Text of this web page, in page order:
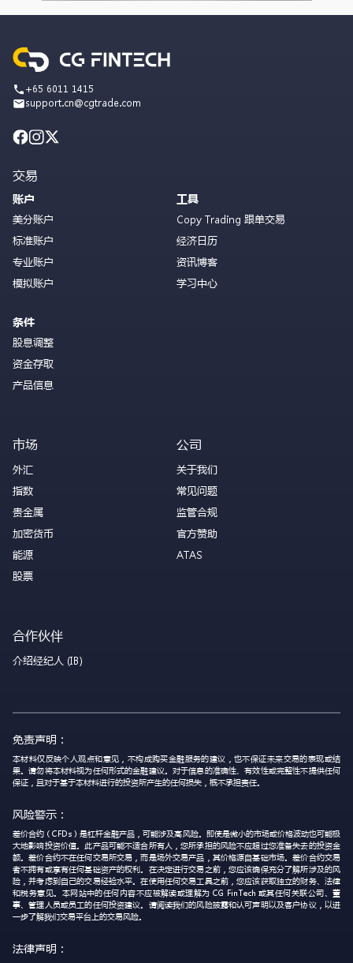
+65 6011 1415
support.cn@cgtrade.com
交易
账户
美分账户
标准账户
专业账户
模拟账户
条件
股息调整
资金存取
产品信息
工具
Copy Trading 跟单交易
经济日历
资讯博客
学习中心
市场
外汇
指数
贵金属
加密货币
能源
股票
公司
关于我们
常见问题
监管合规
官方赞助
ATAS
合作伙伴
介绍经纪人 (IB)
免责声明：
本材料仅反映个人观点和意见，不构成购买金融服务的建议，也不保证未来交易的表现或结
果。请勿将本材料视为任何形式的金融建议。对于信息的准确性、有效性或完整性不提供任何
保证，且对于基于本材料进行的投资所产生的任何损失，概不承担责任。
风险警示：
差价合约（CFDs）是杠杆金融产品，可能涉及高风险。即使是微小的市场或价格波动也可能极
大地影响投资价值。此产品可能不适合所有人，您所承担的风险不应超过您准备失去的投资金
额。差价合约不在任何交易所交易，而是场外交易产品，其价格源自基础市场。差价合约交易
者不拥有或享有任何基础资产的权利。在决定进行交易之前，您应该确保充分了解所涉及的风
险，并考虑到自己的交易经验水平。在使用任何交易工具之前，您应该获取独立的财务、法律
和税务意见。本网站中的任何内容不应被解读或理解为 CG FinTech 或其任何关联公司、董
事、管理人员或员工的任何投资建议。请阅读我们的风险披露和认可声明以及客户协议，以进
一步了解我们交易平台上的交易风险。
法律声明：